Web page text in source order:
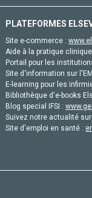
PLATEFORMES
Site e-commerce :
Aide à la pratique
Portail pour les
Site d'information sur
E-learning pour les
Bibliothèque d'e-books
Blog special IFSI :
Suivez notre actualité
Site d'emploi en santé :